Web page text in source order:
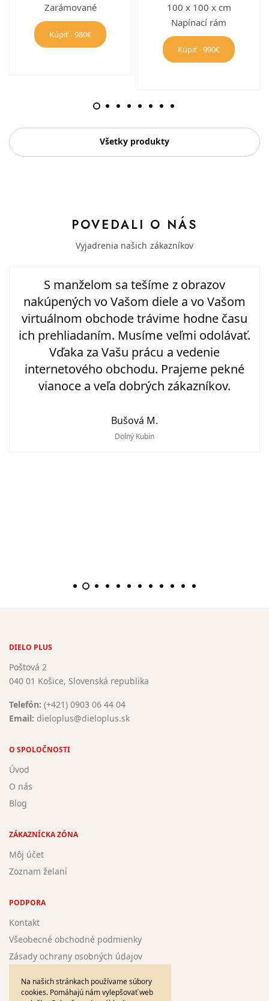
Zarámované
Kúpiť - 980€
100 x 100 x cm
Napínací rám
Kúpiť - 990€
Všetky produkty
POVEDALI O NÁS
Vyjadrenia našich zákazníkov
S manželom sa tešíme z obrazov
nakúpených vo Vašom diele a vo Vašom
virtuálnom obchode trávime hodne času
ich prehliadaním. Musíme veľmi odolávať.
Vďaka za Vašu prácu a vedenie
internetového obchodu. Prajeme pekné
vianoce a veľa dobrých zákazníkov.
Bušová M.
Dolný Kubin
DIELO PLUS
Poštová 2
040 01 Košice, Slovenská republika
Telefón: (+421) 0903 06 44 04
Email: dieloplus@dieloplus.sk
O SPOLOČNOSTI
Úvod
O nás
Blog
ZÁKAZNÍCKA ZÓNA
Môj účet
Zoznam želaní
PODPORA
Kontakt
Všeobecné obchodné podmienky
Zásady ochrany osobných údajov
Na našich stránkach používame súbory
cookies. Pomáhajú nám vylepšovať web